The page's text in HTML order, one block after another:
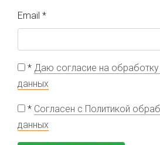
Email *
* Даю согласие на
данных
* Согласен с Политикой
данных